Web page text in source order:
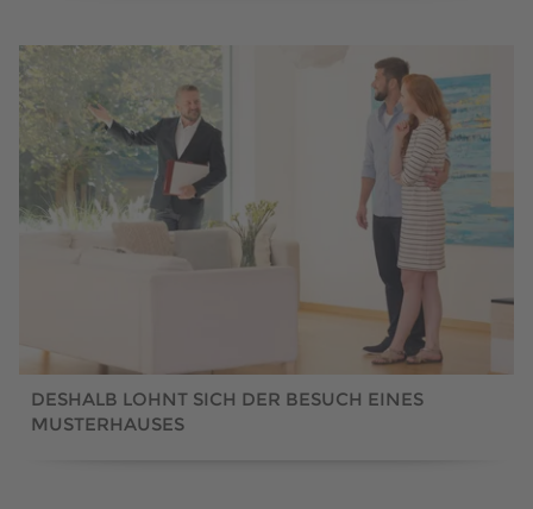
DESHALB LOHNT SICH DER BESUCH EINES
MUSTERHAUSES